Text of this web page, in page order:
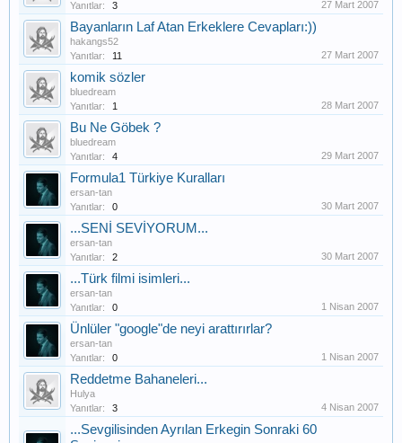
Yanıtlar:
3 27 Mart 2007
Bayanların Laf Atan Erkeklere Cevapları:))
hakangs52
Yanıtlar:
11 27 Mart 2007
komik sözler
bluedream
Yanıtlar:
1 28 Mart 2007
Bu Ne Göbek ?
bluedream
Yanıtlar:
4 29 Mart 2007
Formula1 Türkiye Kuralları
ersan-tan
Yanıtlar:
0 30 Mart 2007
...SENİ SEVİYORUM...
ersan-tan
Yanıtlar:
2 30 Mart 2007
...Türk filmi isimleri...
ersan-tan
Yanıtlar:
0 1 Nisan 2007
Ünlüler "google"de neyi arattırırlar?
ersan-tan
Yanıtlar:
0 1 Nisan 2007
Reddetme Bahaneleri...
Hulya
Yanıtlar:
3 4 Nisan 2007
...Sevgilisinden Ayrılan Erkegin Sonraki 60